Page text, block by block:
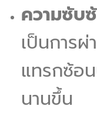
ความซับ
เป็นการ
แทรกซ้อ
นานขึ้น